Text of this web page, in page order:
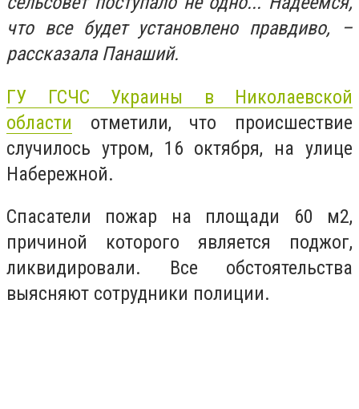
что все будет установлено правдиво, –
рассказала Панаший.
ГУ ГСЧС Украины в Николаевской
области отметили, что происшествие
случилось утром, 16 октября, на улице
Набережной.
Спасатели пожар на площади 60 м2,
причиной которого является поджог,
ликвидировали. Все обстоятельства
выясняют сотрудники полиции.